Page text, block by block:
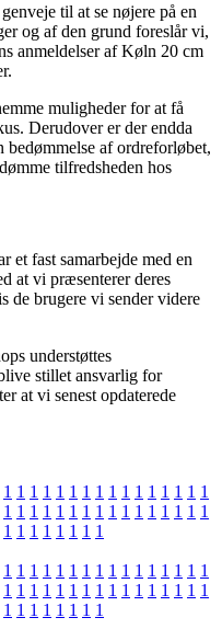
til at se nøjere på en
og af den grund foreslår vi,
anmeldelser af Køln 20 cm
muligheder for at få
Derudover er der endda
af ordreforløbet,
tilfredsheden hos
et fast samarbejde med en
at vi præsenterer deres
de brugere vi sender videre
understøttes
stillet ansvarlig for
at vi senest opdaterede
1 1 1 1 1 1 1 1 1 1 1 1 1 1 1 1
1 1 1 1 1 1 1 1 1 1 1 1 1 1 1 1
1 1 1 1 1 1 1 1
1 1 1 1 1 1 1 1 1 1 1 1 1 1 1 1
1 1 1 1 1 1 1 1 1 1 1 1 1 1 1 1
1 1 1 1 1 1 1 1